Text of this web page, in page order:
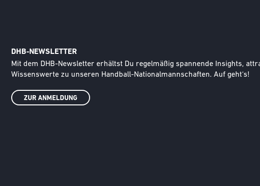
DHB-NEWSLETTER
Text
Mit dem DHB-Newsletter erhältst Du regelmäßig spannende Insights,
Wissenswerte zu unseren Handball-Nationalmannschaften. Auf geht‘s!
ZUR ANMELDUNG